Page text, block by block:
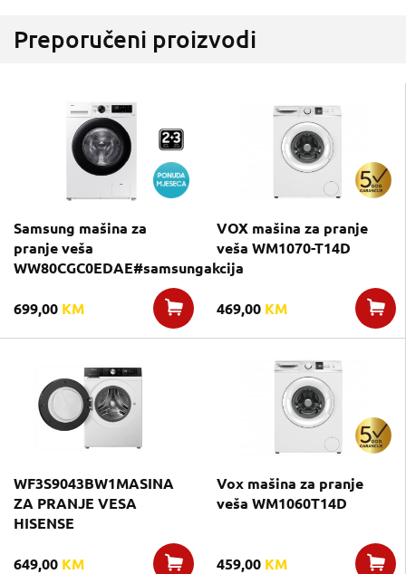
Preporučeni proizvodi
Samsung mašina za
pranje veša
WW80CGC0EDAE#samsungakcija
699,00 KM
VOX mašina za pranje
veša WM1070-T14D
469,00 KM
WF3S9043BW1MASINA
ZA PRANJE VESA
HISENSE
649,00 KM
Vox mašina za pranje
veša WM1060T14D
459,00 KM